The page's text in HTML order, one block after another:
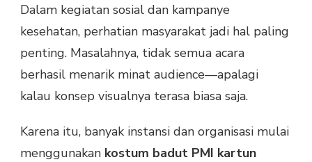
Dalam kegiatan sosial dan kampanye
kesehatan, perhatian masyarakat jadi hal paling
penting. Masalahnya, tidak semua acara
berhasil menarik minat audience—apalagi
kalau konsep visualnya terasa biasa saja.
Karena itu, banyak instansi dan organisasi mulai
menggunakan kostum badut PMI kartun